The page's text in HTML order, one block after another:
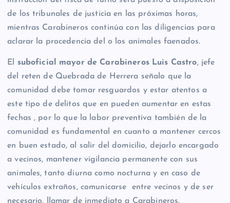
de los tribunales de justicia en las próximas horas,
mientras Carabineros continúa con las diligencias para
aclarar la procedencia del o los animales faenados.
El suboficial mayor de Carabineros Luis Castro, jefe
del reten de Quebrada de Herrera señalo que la
comunidad debe tomar resguardos y estar atentos a
este tipo de delitos que en pueden aumentar en estas
fechas , por lo que la labor preventiva también de la
comunidad es fundamental en cuanto a mantener cercos
en buen estado, al salir del domicilio, dejarlo encargado
a vecinos, mantener vigilancia permanente con sus
animales, tanto diurna como nocturna y en caso de
vehículos extraños, comunicarse entre vecinos y de ser
necesario, llamar de inmediato a Carabineros.